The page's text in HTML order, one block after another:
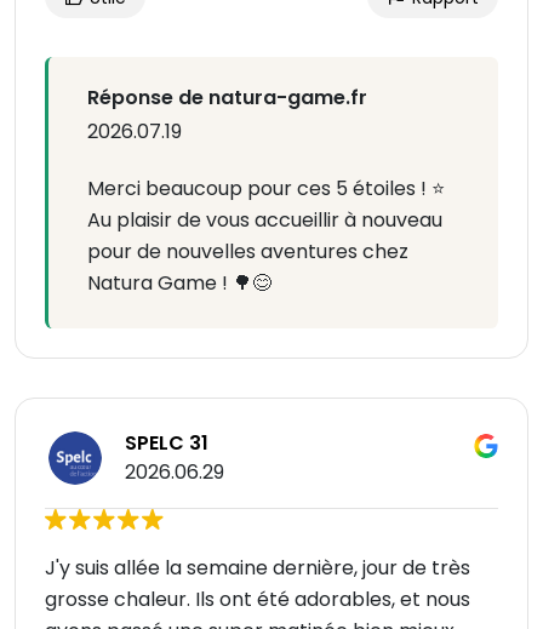
Réponse de natura-game.fr
2026.07.19
Merci beaucoup pour ces 5 étoiles ! ⭐
Au plaisir de vous accueillir à nouveau
pour de nouvelles aventures chez
Natura Game ! 🌳😊
SPELC 31
2026.06.29
J'y suis allée la semaine dernière, jour de très
grosse chaleur. Ils ont été adorables, et nous